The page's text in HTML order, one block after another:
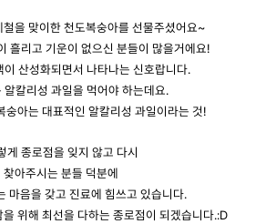
철을 맞이한 천도복숭아를 선물주셨어요~
흘리고 기운이 없으신 분들이 많을거에요!
이 산성화되면서 나타나는 신호랍니다.
알칼리성 과일을 먹어야 하는데요.
숭아는 대표적인 알칼리성 과일이라는 것!
게 종로점을 잊지 않고 다시
찾아주시는 분들 덕분에
마음을 갖고 진료에 힘쓰고 있습니다.
위해 최선을 다하는 종로점이 되겠습니다.:D